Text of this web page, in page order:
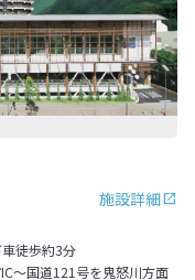
施設詳細
徒歩約3分
～国道121号を鬼怒川方面